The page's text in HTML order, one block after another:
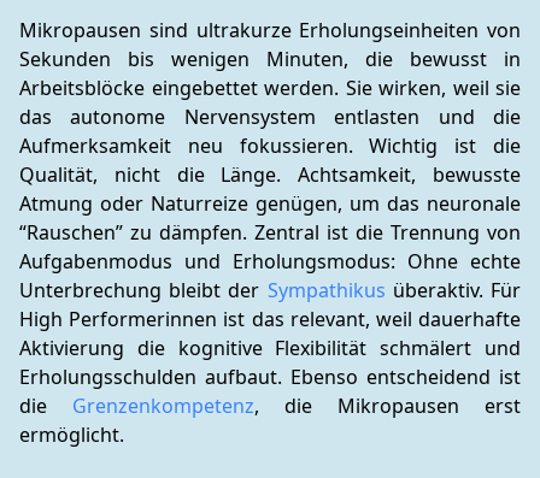
Mikropausen sind ultrakurze Erholungseinheiten von
Sekunden bis wenigen Minuten, die bewusst in
Arbeitsblöcke eingebettet werden. Sie wirken, weil sie
das autonome Nervensystem entlasten und die
Aufmerksamkeit neu fokussieren. Wichtig ist die
Qualität, nicht die Länge. Achtsamkeit, bewusste
Atmung oder Naturreize genügen, um das neuronale
“Rauschen” zu dämpfen. Zentral ist die Trennung von
Aufgabenmodus und Erholungsmodus: Ohne echte
Unterbrechung bleibt der Sympathikus überaktiv. Für
High Performerinnen ist das relevant, weil dauerhafte
Aktivierung die kognitive Flexibilität schmälert und
Erholungsschulden aufbaut. Ebenso entscheidend ist
die Grenzenkompetenz, die Mikropausen erst
ermöglicht.